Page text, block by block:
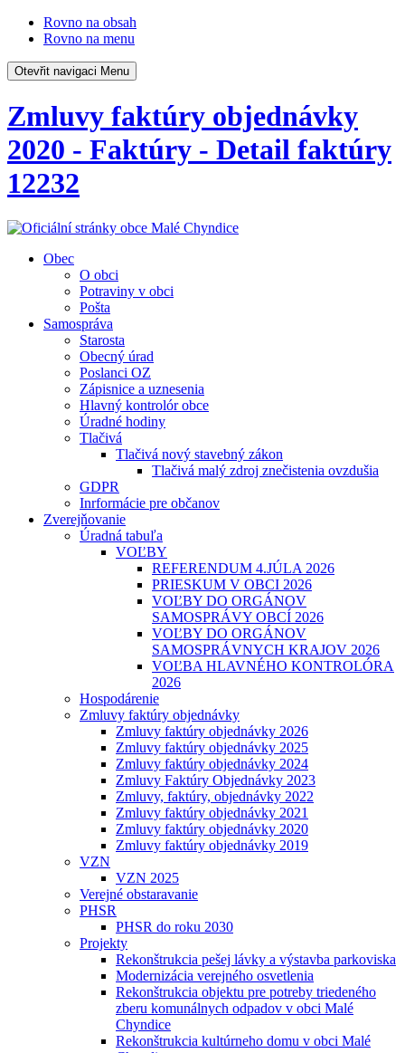
Rovno na obsah
Rovno na menu
Otevřit navigaci Menu
Zmluvy faktúry objednávky
2020 - Faktúry - Detail faktúry
12232
Obec
O obci
Potraviny v obci
Pošta
Samospráva
Starosta
Obecný úrad
Poslanci OZ
Zápisnice a uznesenia
Hlavný kontrolór obce
Úradné hodiny
Tlačivá
Tlačivá nový stavebný zákon
Tlačivá malý zdroj znečistenia ovzdušia
GDPR
Inrformácie pre občanov
Zverejňovanie
Úradná tabuľa
VOĽBY
REFERENDUM 4.JÚLA 2026
PRIESKUM V OBCI 2026
VOĽBY DO ORGÁNOV
SAMOSPRÁVY OBCÍ 2026
VOĽBY DO ORGÁNOV
SAMOSPRÁVNYCH KRAJOV 2026
VOĽBA HLAVNÉHO KONTROLÓRA
2026
Hospodárenie
Zmluvy faktúry objednávky
Zmluvy faktúry objednávky 2026
Zmluvy faktúry objednávky 2025
Zmluvy faktúry objednávky 2024
Zmluvy Faktúry Objednávky 2023
Zmluvy, faktúry, objednávky 2022
Zmluvy faktúry objednávky 2021
Zmluvy faktúry objednávky 2020
Zmluvy faktúry objednávky 2019
VZN
VZN 2025
Verejné obstaravanie
PHSR
PHSR do roku 2030
Projekty
Rekonštrukcia pešej lávky a výstavba parkoviska
Modernizácia verejného osvetlenia
Rekonštrukcia objektu pre potreby triedeného
zberu komunálnych odpadov v obci Malé
Chyndice
Rekonštrukcia kultúrneho domu v obci Malé